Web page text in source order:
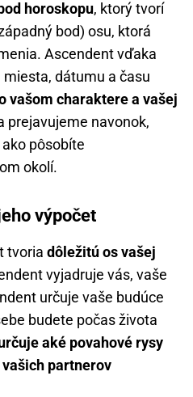
horoskopu, ktorý tvorí
bod) osu, ktorá
Ascendent vďaka
dátumu a času
vašom charaktere a vašej
prejavujeme navonok,
pôsobíte
okolí.
výpočet
tvoria dôležitú os vašej
vyjadruje vás, vaše
určuje vaše budúce
budete počas života
aké povahové rysy
partnerov